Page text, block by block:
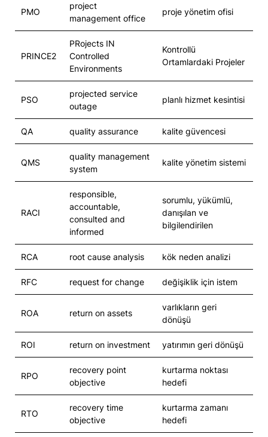
PMO
project
management office
proje yönetim ofisi
PRINCE2
PRojects IN
Controlled
Environments
Kontrollü
Ortamlardaki Projeler
PSO
projected service
outage
planlı hizmet kesintisi
QA quality assurance kalite güvencesi
QMS
quality management
system
kalite yönetim sistemi
RACI
responsible,
accountable,
consulted and
informed
sorumlu, yükümlü,
danışılan ve
bilgilendirilen
RCA root cause analysis kök neden analizi
RFC request for change değişiklik için istem
ROA return on assets
varlıkların geri
dönüşü
ROI return on investment yatırımın geri dönüşü
RPO
recovery point
objective
kurtarma noktası
hedefi
RTO
recovery time
objective
kurtarma zamanı
hedefi